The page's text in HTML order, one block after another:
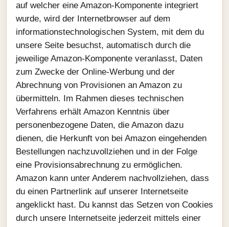
auf welcher eine Amazon-Komponente integriert
wurde, wird der Internetbrowser auf dem
informationstechnologischen System, mit dem du
unsere Seite besuchst, automatisch durch die
jeweilige Amazon-Komponente veranlasst, Daten
zum Zwecke der Online-Werbung und der
Abrechnung von Provisionen an Amazon zu
übermitteln. Im Rahmen dieses technischen
Verfahrens erhält Amazon Kenntnis über
personenbezogene Daten, die Amazon dazu
dienen, die Herkunft von bei Amazon eingehenden
Bestellungen nachzuvollziehen und in der Folge
eine Provisionsabrechnung zu ermöglichen.
Amazon kann unter Anderem nachvollziehen, dass
du einen Partnerlink auf unserer Internetseite
angeklickt hast. Du kannst das Setzen von Cookies
durch unsere Internetseite jederzeit mittels einer